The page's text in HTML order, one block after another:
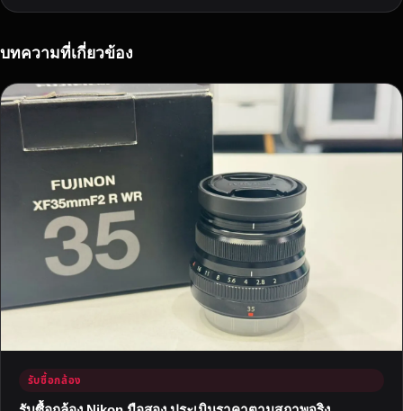
อ
ไ
น์
า
น
คุ
ณ
ใ
ห้
ร
สู
ง
บทความที่เกี่ยวข้อง
รับซื้อกล้อง